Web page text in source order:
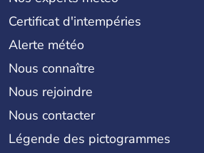
Certificat d'intempéries
Alerte météo
Nous connaître
Nous rejoindre
Nous contacter
Légende des pictogrammes